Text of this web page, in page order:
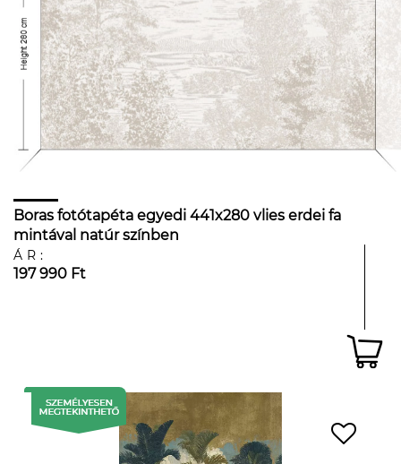
Boras fotótapéta egyedi 441x280 vlies erdei fa
mintával natúr színben
ÁR:
197 990 Ft